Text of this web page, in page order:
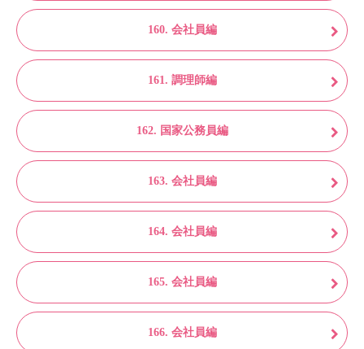
160. 会社員編
161. 調理師編
162. 国家公務員編
163. 会社員編
164. 会社員編
165. 会社員編
166. 会社員編